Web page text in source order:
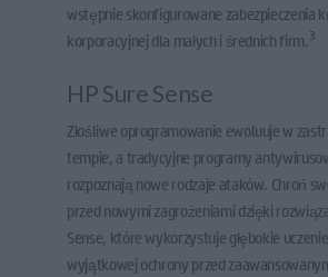
wstępnie skonfigurowane zabezpieczenia
korporacyjnej dla małych i średnich firm.3
HP Sure Sense
Złośliwe oprogramowanie ewoluuje w
tempie, a tradycyjne programy
rozpoznają nowe rodzaje ataków. Chroń
przed nowymi zagrożeniami dzięki
Sense, które wykorzystuje głębokie
wyjątkowej ochrony przed